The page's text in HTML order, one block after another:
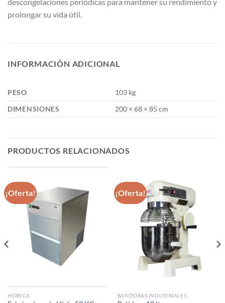
descongelaciones periódicas para mantener su rendimiento y
prolongar su vida útil.
INFORMACIÓN ADICIONAL
PESO
103 kg
DIMENSIONES
200 × 68 × 85 cm
PRODUCTOS RELACIONADOS
¡Oferta!
HORECA
¡Oferta!
BATIDORAS INDUSTRIALES